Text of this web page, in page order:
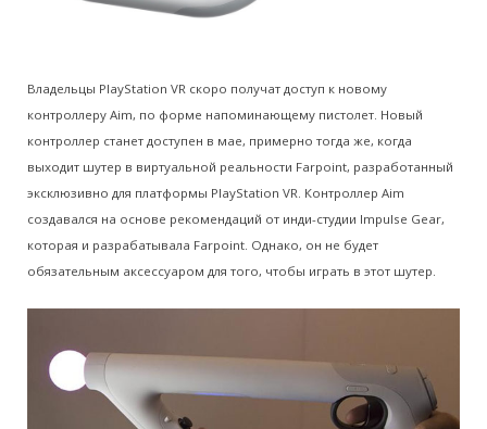
Владельцы PlayStation VR скоро получат доступ к новому
контроллеру Aim, по форме напоминающему пистолет. Новый
контроллер станет доступен в мае, примерно тогда же, когда
выходит шутер в виртуальной реальности Farpoint, разработанный
эксклюзивно для платформы PlayStation VR. Контроллер Aim
создавался на основе рекомендаций от инди-студии Impulse Gear,
которая и разрабатывала Farpoint. Однако, он не будет
обязательным аксессуаром для того, чтобы играть в этот шутер.